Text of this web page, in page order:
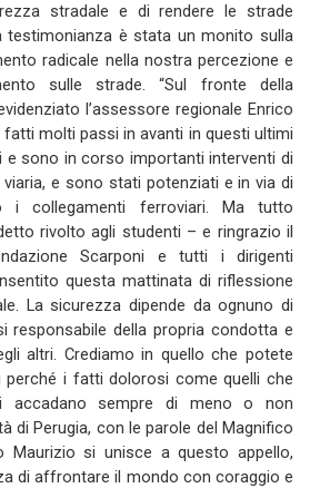
stradale e di rendere le strade
testimonianza è stata un monito sulla
radicale nella nostra percezione e
sulle strade. “Sul fronte della
l’assessore regionale Enrico
molti passi in avanti in questi ultimi
e sono in corso importanti interventi di
e sono stati potenziati e in via di
i collegamenti ferroviari. Ma tutto
rivolto agli studenti – e ringrazio il
Scarponi e tutti i dirigenti
questa mattinata di riflessione
La sicurezza dipende da ognuno di
responsabile della propria condotta e
altri. Crediamo in quello che potete
i fatti dolorosi come quelli che
accadano sempre di meno o non
di Perugia, con le parole del Magnifico
Maurizio si unisce a questo appello,
di affrontare il mondo con coraggio e